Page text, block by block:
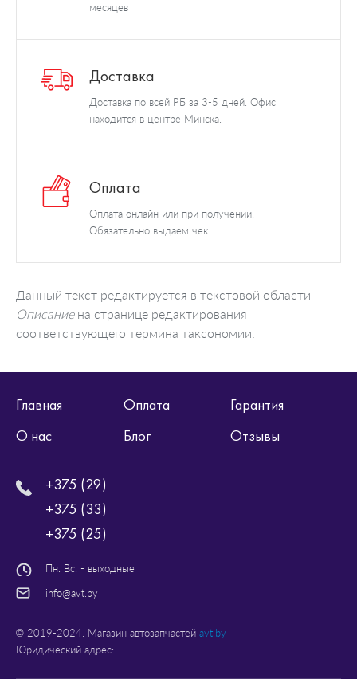
месяцев
Доставка
Доставка по всей РБ за 3-5 дней. Офис
находится в центре Минска.
Оплата
Оплата онлайн или при получении.
Обязательно выдаем чек.
Данный текст редактируется в текстовой области
Описаниена странице редактирования
соответствующего термина таксономии.
Главная Оплата
Гарантия
О нас
Блог Отзывы
+375 (29)
+375 (33)
+375 (25)
Пн. Вс. - выходные
info@avt.by
© 2019-2024. Магазин автозапчастей avt.by
Юридический адрес: